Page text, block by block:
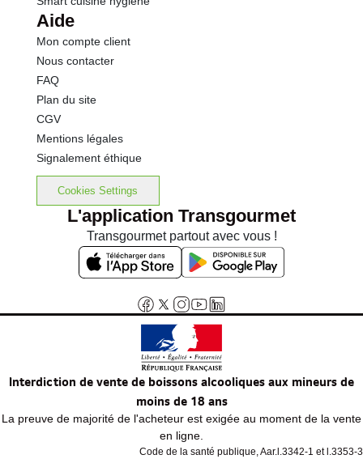
Aide
Mon compte client
Nous contacter
FAQ
Plan du site
CGV
Mentions légales
Signalement éthique
Cookies Settings
L'application Transgourmet
Transgourmet partout avec vous !
Interdiction de vente de boissons alcooliques aux mineurs de
moins de 18 ans
La preuve de majorité de l'acheteur est exigée au moment de la vente
en ligne.
Code de la santé publique, Aar.l.3342-1 et l.3353-3